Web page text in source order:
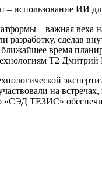
использование ИИ
– важная веха
разработку, сделав
время
Т2
на
«СЭД ТЕЗИС»